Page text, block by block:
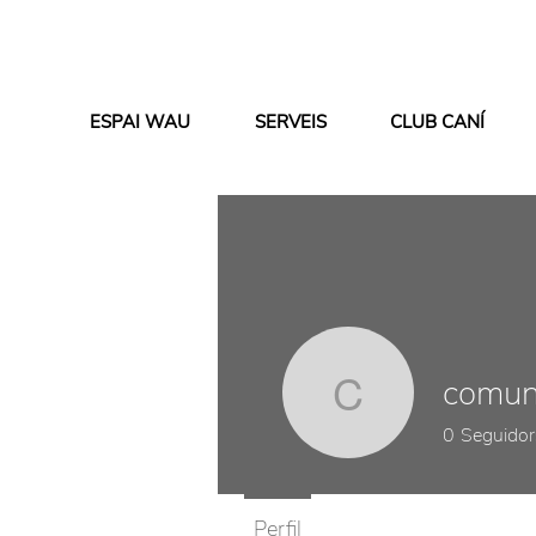
ESPAI WAU SERVEIS CLUB CANÍ
0
Perfil